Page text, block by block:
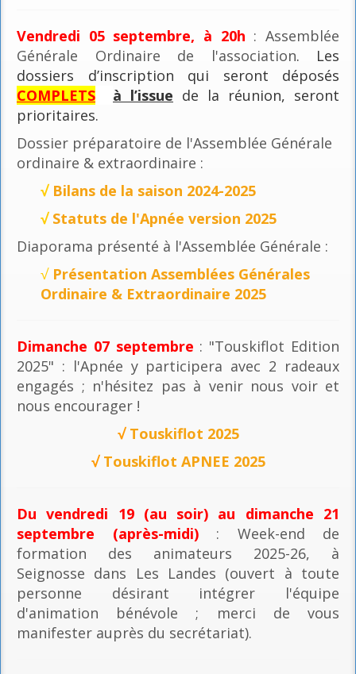
Vendredi 05 septembre, à 20h : Assemblée
Générale Ordinaire de l'association. Les
dossiers d’inscription qui seront déposés
COMPLETS
à l’issue de la réunion, seront
prioritaires.
Dossier préparatoire de l'Assemblée Générale
ordinaire & extraordinaire :
√ Bilans de la saison 2024-2025
√ Statuts de l'Apnée version 2025
Diaporama présenté à l'Assemblée Générale :
√ Présentation Assemblées Générales
Ordinaire & Extraordinaire 2025
Dimanche 07 septembre : "Touskiflot Edition
2025" : l'Apnée y participera avec 2 radeaux
engagés ; n'hésitez pas à venir nous voir et
nous encourager !
√ Touskiflot 2025
√ Touskiflot APNEE 2025
Du vendredi 19 (au soir) au dimanche 21
septembre (après-midi): Week-end de
formation des animateurs 2025-26, à
Seignosse dans Les Landes (ouvert à toute
personne désirant intégrer l'équipe
d'animation bénévole ; merci de vous
manifester auprès du secrétariat).